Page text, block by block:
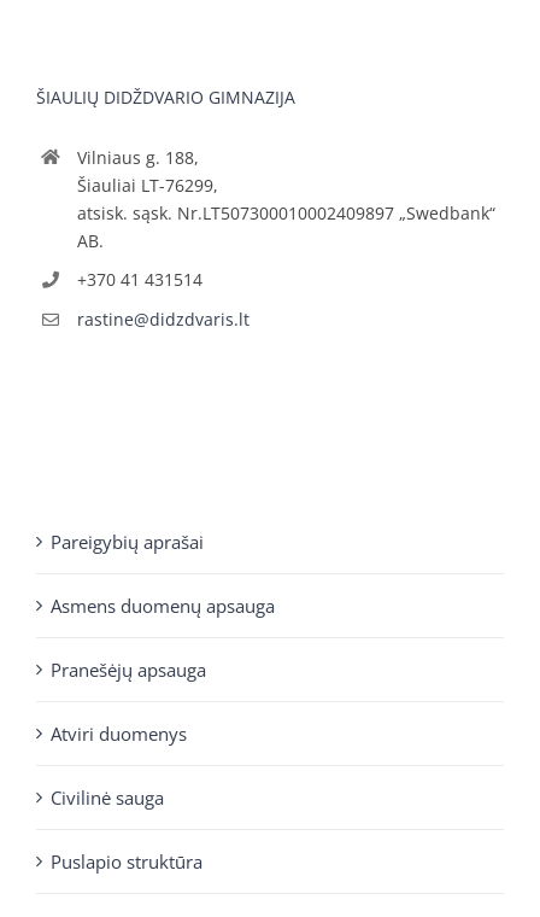
ŠIAULIŲ DIDŽDVARIO GIMNAZIJA
Vilniaus g. 188,
Šiauliai LT-76299,
atsisk. sąsk. Nr.LT507300010002409897 „Swedbank“
AB.
+370 41 431514
rastine@didzdvaris.lt
Pareigybių aprašai
Asmens duomenų apsauga
Pranešėjų apsauga
Atviri duomenys
Civilinė sauga
Puslapio struktūra